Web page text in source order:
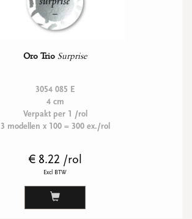
Oro Trio Surprise
3054 085 E
4 cm
Verpakt per 1 /rol
3 modellen x 100 = 300 ex./rol
€ 8.22 /rol
Excl BTW